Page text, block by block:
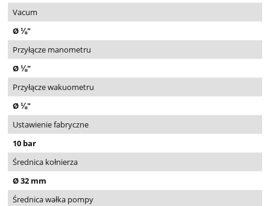
Vacum
Ø ⅛"
Przyłącze manometru
Ø ⅛"
Przyłącze wakuometru
Ø ⅛"
Ustawienie fabryczne
10 bar
Średnica kołnierza
Ø 32 mm
Średnica wałka pompy